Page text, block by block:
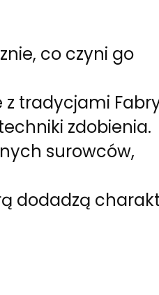
co czyni go
tradycjami
zdobienia.
surowców,
dodadzą